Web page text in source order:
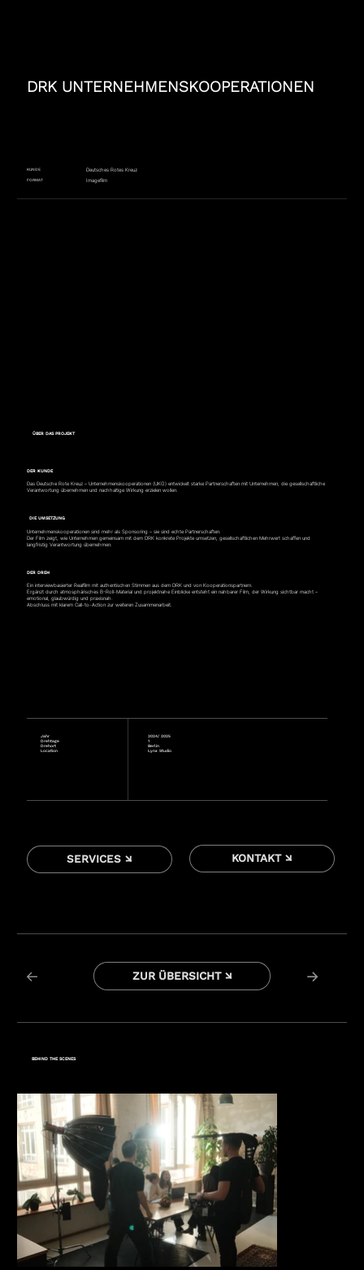
DRK UNTERNEHMENSKOOPERATIONEN
KUNDE Deutsches Rotes Kreuz
FORMAT Imagefilm
ÜBER DAS PROJEKT
DER KUNDE
Das Deutsche Rote Kreuz – Unternehmenskooperationen (UKO) entwickelt starke Partnerschaften mit Unternehmen, die gesellschaftliche
Verantwortung übernehmen und nachhaltige Wirkung erzielen wollen.
DIE UMSETZUNG
Unternehmenskooperationen sind mehr als Sponsoring – sie sind echte Partnerschaften.
Der Film zeigt, wie Unternehmen gemeinsam mit dem DRK konkrete Projekte umsetzen, gesellschaftlichen Mehrwert schaffen und
langfristig Verantwortung übernehmen.
DER DREH
Ein interviewbasierter Realfilm mit authentischen Stimmen aus dem DRK und von Kooperationspartnern.
Ergänzt durch atmosphärisches B-Roll-Material und projektnahe Einblicke entsteht ein nahbarer Film, der Wirkung sichtbar macht –
emotional, glaubwürdig und praxisnah.
Abschluss mit klarem Call-to-Action zur weiteren Zusammenarbeit.
Jahr
Drehtage
Drehort
Location
2024/ 2025
1
Berlin
Lynx Studio
SERVICES ↘ KONTAKT ↘
← ZUR ÜBERSICHT ↘ →
BEHIND THE SCENES